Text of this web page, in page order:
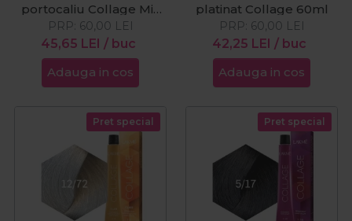
portocaliu Collage Mix
Tone 60ml
45,65 LEI / buc
PRP: 60,00 LEI
Adauga in cos
platinat Collage 60ml
42,25 LEI / buc
PRP: 60,00 LEI
Adauga in cos
Pret special Pret special